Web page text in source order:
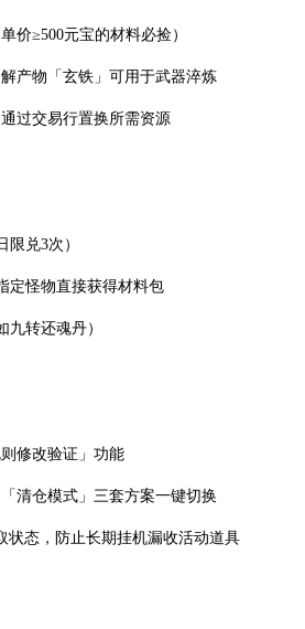
价≥500元宝的材料必捡）
产物「玄铁」可用于武器淬炼
过交易行置换所需资源
兑3次）
定怪物直接获得材料包
转还魂丹）
修改验证」功能
清仓模式」三套方案一键切换
状态，防止长期挂机漏收活动道具